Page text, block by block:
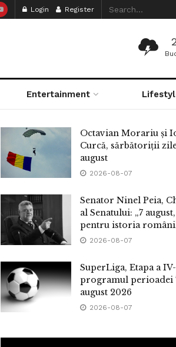
Login Register
Entertainment
Octavian Morariu și
Curcă, sărbătoriții
august
2026-08-07
Senator Ninel Peia,
al Senatului: „7
pentru istoria
2026-08-07
SuperLiga, Etapa a
programul perioadei
august 2026
2026-08-07